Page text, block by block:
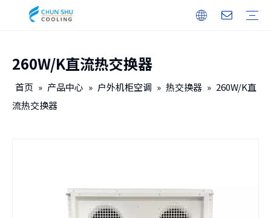
260W/K直流热交换器
首页 » 产品中心 » 户外机柜空调 » 热交换器 » 260W/K直
流热交换器